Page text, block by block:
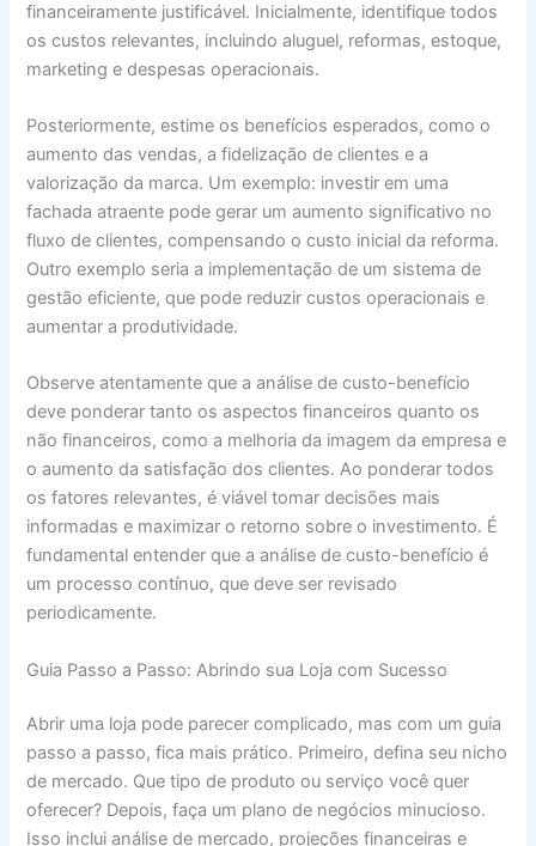
financeiramente justificável. Inicialmente, identifique todos
os custos relevantes, incluindo aluguel, reformas, estoque,
marketing e despesas operacionais.
Posteriormente, estime os benefícios esperados, como o
aumento das vendas, a fidelização de clientes e a
valorização da marca. Um exemplo: investir em uma
fachada atraente pode gerar um aumento significativo no
fluxo de clientes, compensando o custo inicial da reforma.
Outro exemplo seria a implementação de um sistema de
gestão eficiente, que pode reduzir custos operacionais e
aumentar a produtividade.
Observe atentamente que a análise de custo-benefício
deve ponderar tanto os aspectos financeiros quanto os
não financeiros, como a melhoria da imagem da empresa e
o aumento da satisfação dos clientes. Ao ponderar todos
os fatores relevantes, é viável tomar decisões mais
informadas e maximizar o retorno sobre o investimento. É
fundamental entender que a análise de custo-benefício é
um processo contínuo, que deve ser revisado
periodicamente.
Guia Passo a Passo: Abrindo sua Loja com Sucesso
Abrir uma loja pode parecer complicado, mas com um guia
passo a passo, fica mais prático. Primeiro, defina seu nicho
de mercado. Que tipo de produto ou serviço você quer
oferecer? Depois, faça um plano de negócios minucioso.
Isso inclui análise de mercado, projeções financeiras e